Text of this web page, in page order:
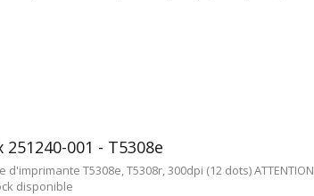
001 - T5308e
T5308e, T5308r, 300dpi (12 dots) ATTENTION
disponible